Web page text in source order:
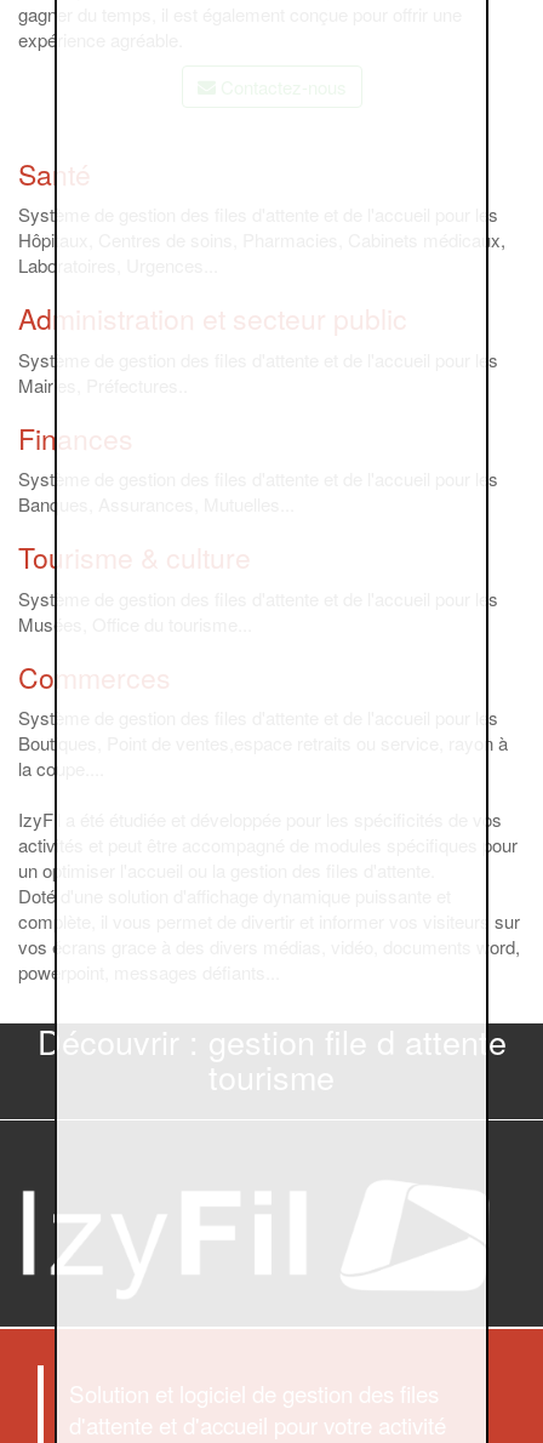
gagner du temps, il est également conçue pour offrir une
expérience agréable.
Santé
Système de gestion des files d'attente et de l'accueil pour les
Hôpitaux, Centres de soins, Pharmacies, Cabinets médicaux,
Laboratoires, Urgences...
Administration et secteur public
Système de gestion des files d'attente et de l'accueil pour les
Mairies, Préfectures..
Finances
Système de gestion des files d'attente et de l'accueil pour les
Banques, Assurances, Mutuelles...
Tourisme & culture
Système de gestion des files d'attente et de l'accueil pour les
Musées, Office du tourisme...
Commerces
Système de gestion des files d'attente et de l'accueil pour les
Boutiques, Point de ventes,espace retraits ou service, rayon à
la coupe....
IzyFil a été étudiée et développée pour les spécificités de vos
activités et peut être accompagné de modules spécifiques pour
un optimiser l'accueil ou la gestion des files d'attente.
Doté d'une solution d'affichage dynamique puissante et
complète, il vous permet de divertir et informer vos visiteurs sur
vos écrans grace à des divers médias, vidéo, documents word,
powerpoint, messages défiants...
Découvrir : gestion file d attente
Solution et logiciel de gestion des files
d'attente et d'accueil pour votre activité